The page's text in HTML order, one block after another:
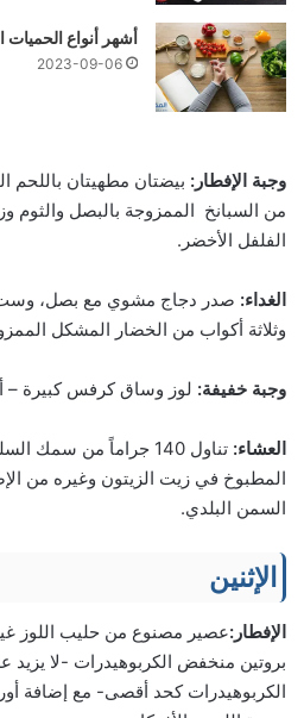
أشهر أنواع الحميات
2023-09-06
وجبة الإفطار: بيضتان مطهيتان باللحم
من السبانخ الممزوجة بالبصل والثوم
الفلفل الأخضر.
الغداء: صدر دجاج مشوي مع بصل، وست
وثلاثة أكواب من الخضار المشكل
وجبة خفيفة: لوز وساق كرفس كبيرة –
العشاء:
تناول 140 جراماً من
المطبوخ في زيت الزيتون وغيره من
السمن البلدي.
الإثنين
الإفطار:عصير مصنوع من حليب اللوز
الكربوهيدرات كحد أقصى- مع إضافة